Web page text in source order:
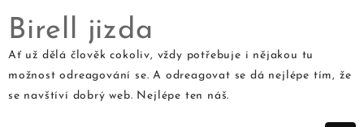
Birell jizda
Ať už dělá člověk cokoliv, vždy potřebuje i nějakou tu
možnost odreagování se. A odreagovat se dá nejlépe tím, že
se navštíví dobrý web. Nejlépe ten náš.